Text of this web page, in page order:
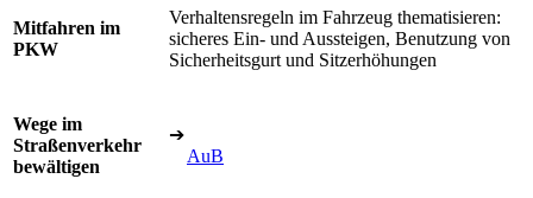
Mitfahren im
PKW
Verhaltensregeln im Fahrzeug thematisieren:
sicheres Ein- und Aussteigen, Benutzung von
Sicherheitsgurt und Sitzerhöhungen
Wege im
Straßenverkehr
bewältigen
➔
AuB